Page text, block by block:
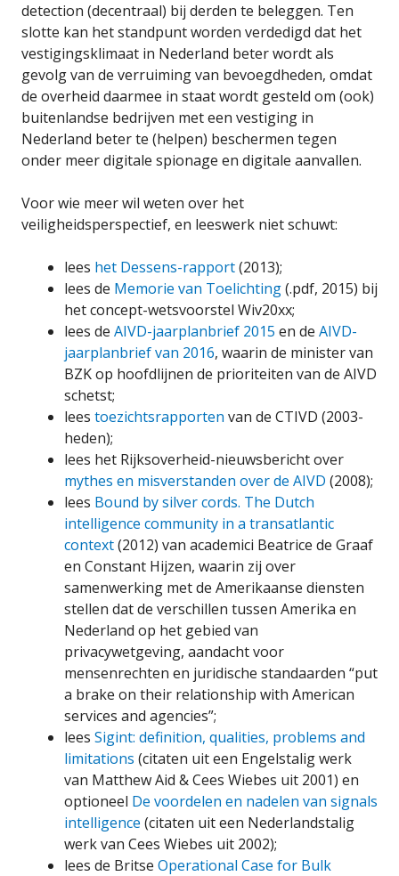
detection (decentraal) bij derden te beleggen. Ten
slotte kan het standpunt worden verdedigd dat het
vestigingsklimaat in Nederland beter wordt als
gevolg van de verruiming van bevoegdheden, omdat
de overheid daarmee in staat wordt gesteld om (ook)
buitenlandse bedrijven met een vestiging in
Nederland beter te (helpen) beschermen tegen
onder meer digitale spionage en digitale aanvallen.
Voor wie meer wil weten over het
veiligheidsperspectief, en leeswerk niet schuwt:
lees het Dessens-rapport(2013);
lees de Memorie van Toelichting(.pdf, 2015) bij
het concept-wetsvoorstel Wiv20xx;
lees de AIVD-jaarplanbrief 2015 en de AIVD-
jaarplanbrief van 2016, waarin de minister van
BZK op hoofdlijnen de prioriteiten van de AIVD
schetst;
lees toezichtsrapporten van de CTIVD (2003-
heden);
lees het Rijksoverheid-nieuwsbericht over
mythes en misverstanden over de AIVD (2008);
lees Bound by silver cords. The Dutch
intelligence community in a transatlantic
context(2012) van academici Beatrice de Graaf
en Constant Hijzen, waarin zij over
samenwerking met de Amerikaanse diensten
stellen dat de verschillen tussen Amerika en
Nederland op het gebied van
privacywetgeving, aandacht voor
mensenrechten en juridische standaarden “put
a brake on their relationship with American
services and agencies”;
lees Sigint: definition, qualities, problems and
limitations (citaten uit een Engelstalig werk
van Matthew Aid & Cees Wiebes uit 2001) en
optioneel De voordelen en nadelen van signals
intelligence (citaten uit een Nederlandstalig
werk van Cees Wiebes uit 2002);
lees de Britse Operational Case for Bulk